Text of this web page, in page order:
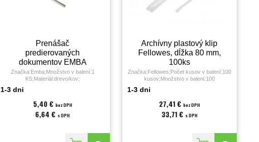
Prenášač
predierovaných
dokumentov EMBA
Značka:Emba;Množstvo v balení:1
KS;Materiál:drevo/kov;
1-3 dni
5,40 € bez DPH
6,64 € s DPH
Archívny plastový klip
Fellowes, dĺžka 80 mm,
100ks
Značka:Fellowes;Počet kusov v balení:100
kusov;Množstvo v balení:100
1-3 dni
27,41 € bez DPH
33,71 € s DPH